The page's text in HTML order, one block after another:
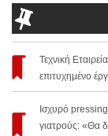
Τεχνική
επιτυχημένο
Ισχυρό
γιατρούς: «Θα